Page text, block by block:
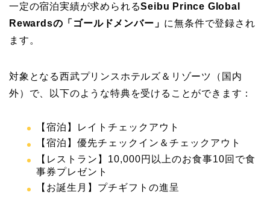
一定の宿泊実績が求められるSeibu Prince Global
Rewardsの「ゴールドメンバー」 に無条件で登録され
ます。
対象となる西武プリンスホテルズ＆リゾーツ（国内
外）で、以下のような特典を受けることができます：
【宿泊】レイトチェックアウト
【宿泊】優先チェックイン＆チェックアウト
【レストラン】10,000円以上のお食事10回で食
事券プレゼント
【お誕生月】プチギフトの進呈